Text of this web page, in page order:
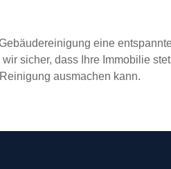
eine
sicher, dass Ihre Immobilie
ausmachen kann.